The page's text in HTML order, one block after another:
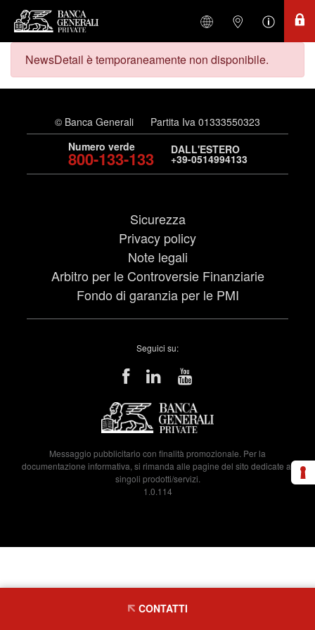
NewsDetail è temporaneamente non disponibile.
© Banca Generali
Partita Iva 01333550323
Numero verde
800-133-133 DALL'ESTERO
+39-0514994133
Sicurezza
Privacy policy
Note legali
Arbitro per le Controversie Finanziarie
Fondo di garanzia per le PMI
Seguici su:
Messaggio pubblicitario con finalità promozionale. Per la
documentazione informativa, si rimanda alle pagine del sito dedicate ai
singoli prodotti/servizi.
1.0.114
CONTATTI